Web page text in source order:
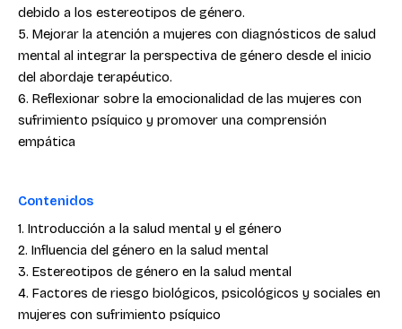
debido a los estereotipos de género.
5. Mejorar la atención a mujeres con diagnósticos de salud
mental al integrar la perspectiva de género desde el inicio
del abordaje terapéutico.
6. Reflexionar sobre la emocionalidad de las mujeres con
sufrimiento psíquico y promover una comprensión
empática
Contenidos
1. Introducción a la salud mental y el género
2. Influencia del género en la salud mental
3. Estereotipos de género en la salud mental
4. Factores de riesgo biológicos, psicológicos y sociales en
mujeres con sufrimiento psíquico